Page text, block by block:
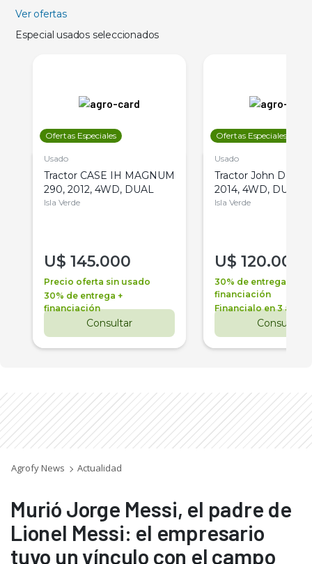
Ver ofertas
Especial usados seleccionados
Ofertas Especiales
Usado
Tractor CASE IH MAGNUM
290, 2012, 4WD, DUAL
Isla Verde
U$ 145.000
Precio oferta sin usado
30% de entrega +
financiación
Consultar
Ofertas Especiales
Usado
Tractor John Deere
2014, 4WD, DUAL
Isla Verde
U$ 120.000
30% de entrega +
financiación
Financialo en 3 años
Consultar
Agrofy News Actualidad
Murió Jorge Messi, el padre de
Lionel Messi: el empresario
tuvo un vínculo con el campo